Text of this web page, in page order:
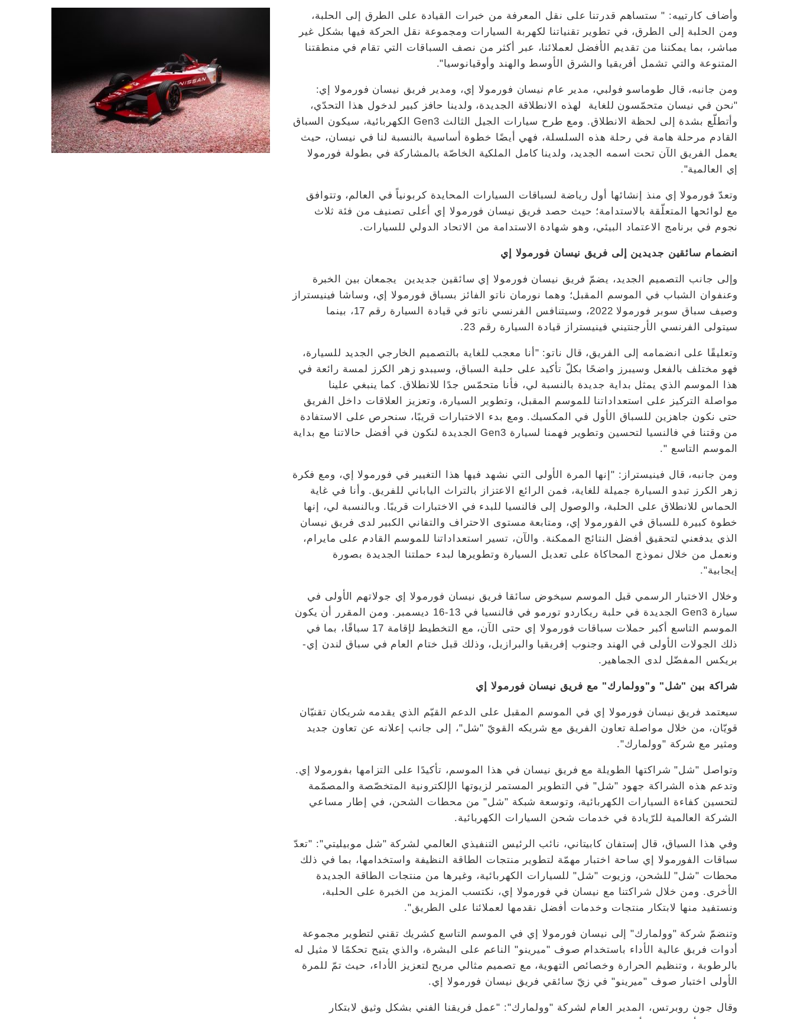
وأضاف كارتييه: " ستساهم قدرتنا على نقل المعرفة من خبرات القيادة على الطرق إلى الحلبة،
ومن الحلبة إلى الطرق، في تطوير تقنياتنا لكهربة السيارات ومجموعة نقل الحركة فيها بشكل غير
مباشر، بما يمكننا من تقديم الأفضل لعملائنا، عبر أكثر من نصف السباقات التي تقام في منطقتنا
المتنوعة والتي تشمل أفريقيا والشرق الأوسط والهند وأوقيانوسيا".
ومن جانبه، قال طوماسو فولبي، مدير عام نيسان فورمولا إي، ومدير فريق نيسان فورمولا إي:
"نحن في نيسان متحمّسون للغاية لهذه الانطلاقة الجديدة، ولدينا حافز كبير لدخول هذا التحدّي،
وأتطلّع بشدة إلى لحظة الانطلاق. ومع طرح سيارات الجيل الثالث Gen3 الكهربائية، سيكون السباق
القادم مرحلة هامة في رحلة هذه السلسلة، فهي أيضًا خطوة أساسية بالنسبة لنا في نيسان، حيث
يعمل الفريق الآن تحت اسمه الجديد، ولدينا كامل الملكية الخاصّة بالمشاركة في بطولة فورمولا
إي العالمية".
وتعدّ فورمولا إي منذ إنشائها أول رياضة لسباقات السيارات المحايدة كربونياً في العالم، وتتوافق
مع لوائحها المتعلّقة بالاستدامة؛ حيث حصد فريق نيسان فورمولا إي أعلى تصنيف من فئة ثلاث
نجوم في برنامج الاعتماد البيئي، وهو شهادة الاستدامة من الاتحاد الدولي للسيارات.
انضمام سائقين جديدين إلى فريق نيسان فورمولا إي
وإلى جانب التصميم الجديد، يضمّ فريق نيسان فورمولا إي سائقين جديدين يجمعان بين الخبرة
وعنفوان الشباب في الموسم المقبل؛ وهما نورمان ناتو الفائز بسباق فورمولا إي، وساشا فينيستراز
وصيف سباق سوبر فورمولا 2022، وسيتنافس الفرنسي ناتو في قيادة السيارة رقم 17، بينما
سيتولى الفرنسي الأرجنتيني فينيستراز قيادة السيارة رقم 23.
وتعليقًا على انضمامه إلى الفريق، قال ناتو: "أنا معجب للغاية بالتصميم الخارجي الجديد للسيارة،
فهو مختلف بالفعل وسيبرز واضحًا بكلّ تأكيد على حلبة السباق، وسيبدو زهر الكرز لمسة رائعة في
هذا الموسم الذي يمثل بداية جديدة بالنسبة لي، فأنا متحمّس جدًا للانطلاق. كما ينبغي علينا
مواصلة التركيز على استعداداتنا للموسم المقبل، وتطوير السيارة، وتعزيز العلاقات داخل الفريق
حتى نكون جاهزين للسباق الأول في المكسيك. ومع بدء الاختبارات قريبًا، سنحرص على الاستفادة
من وقتنا في فالنسيا لتحسين وتطوير فهمنا لسيارة Gen3 الجديدة لنكون في أفضل حالاتنا مع بداية
الموسم التاسع ".
ومن جانبه، قال فينيستراز: "إنها المرة الأولى التي نشهد فيها هذا التغيير في فورمولا إي، ومع فكرة
زهر الكرز تبدو السيارة جميلة للغاية، فمن الرائع الاعتزاز بالتراث الياباني للفريق. وأنا في غاية
الحماس للانطلاق على الحلبة، والوصول إلى فالنسيا للبدء في الاختبارات قريبًا. وبالنسبة لي، إنها
خطوة كبيرة للسباق في الفورمولا إي، ومتابعة مستوى الاحتراف والتفاني الكبير لدى فريق نيسان
الذي يدفعني لتحقيق أفضل النتائج الممكنة. والآن، تسير استعداداتنا للموسم القادم على مايرام،
ونعمل من خلال نموذج المحاكاة على تعديل السيارة وتطويرها لبدء حملتنا الجديدة بصورة
إيجابية".
وخلال الاختبار الرسمي قبل الموسم سيخوض سائقا فريق نيسان فورمولا إي جولاتهم الأولى في
سيارة Gen3 الجديدة في حلبة ريكاردو تورمو في فالنسيا في 13-16 ديسمبر. ومن المقرر أن يكون
الموسم التاسع أكبر حملات سباقات فورمولا إي حتى الآن، مع التخطيط لإقامة 17 سباقًا، بما في
ذلك الجولات الأولى في الهند وجنوب إفريقيا والبرازيل، وذلك قبل ختام العام في سباق لندن إي-
بريكس المفضّل لدى الجماهير.
شراكة بين "شل" و"وولمارك" مع فريق نيسان فورمولا إي
سيعتمد فريق نيسان فورمولا إي في الموسم المقبل على الدعم القيّم الذي يقدمه شريكان تقنيّان
قويّان، من خلال مواصلة تعاون الفريق مع شريكه القويّ "شل"، إلى جانب إعلانه عن تعاون جديد
ومثير مع شركة "وولمارك".
وتواصل "شل" شراكتها الطويلة مع فريق نيسان في هذا الموسم، تأكيدًا على التزامها بفورمولا إي.
وتدعم هذه الشراكة جهود "شل" في التطوير المستمر لزيوتها الإلكترونية المتخصّصة والمصمّمة
لتحسين كفاءة السيارات الكهربائية، وتوسعة شبكة "شل" من محطات الشحن، في إطار مساعي
الشركة العالمية للرّيادة في خدمات شحن السيارات الكهربائية.
وفي هذا السياق، قال إستفان كابيتاني، نائب الرئيس التنفيذي العالمي لشركة "شل موبيليتي": "تعدّ
سباقات الفورمولا إي ساحة اختبار مهمّة لتطوير منتجات الطاقة النظيفة واستخدامها، بما في ذلك
محطات "شل" للشحن، وزيوت "شل" للسيارات الكهربائية، وغيرها من منتجات الطاقة الجديدة
الأخرى. ومن خلال شراكتنا مع نيسان في فورمولا إي، نكتسب المزيد من الخبرة على الحلبة،
ونستفيد منها لابتكار منتجات وخدمات أفضل نقدمها لعملائنا على الطريق".
وتنضمّ شركة "وولمارك" إلى نيسان فورمولا إي في الموسم التاسع كشريك تقني لتطوير مجموعة
أدوات فريق عالية الأداء باستخدام صوف "ميرينو" الناعم على البشرة، والذي يتيح تحكمًا لا مثيل له
بالرطوبة ، وتنظيم الحرارة وخصائص التهوية، مع تصميم مثالي مريح لتعزيز الأداء، حيث تمّ للمرة
الأولى اختبار صوف "ميرينو" في زيّ سائقي فريق نيسان فورمولا إي.
وقال جون روبرتس، المدير العام لشركة "وولمارك": "عمل فريقنا الفني بشكل وثيق لابتكار